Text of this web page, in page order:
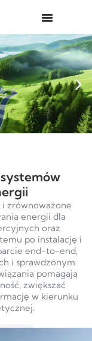
i zrównoważone
energii dla
oraz
po instalację i
end-to-end,
i sprawdzonym
pomagają
zwiększać
w kierunku